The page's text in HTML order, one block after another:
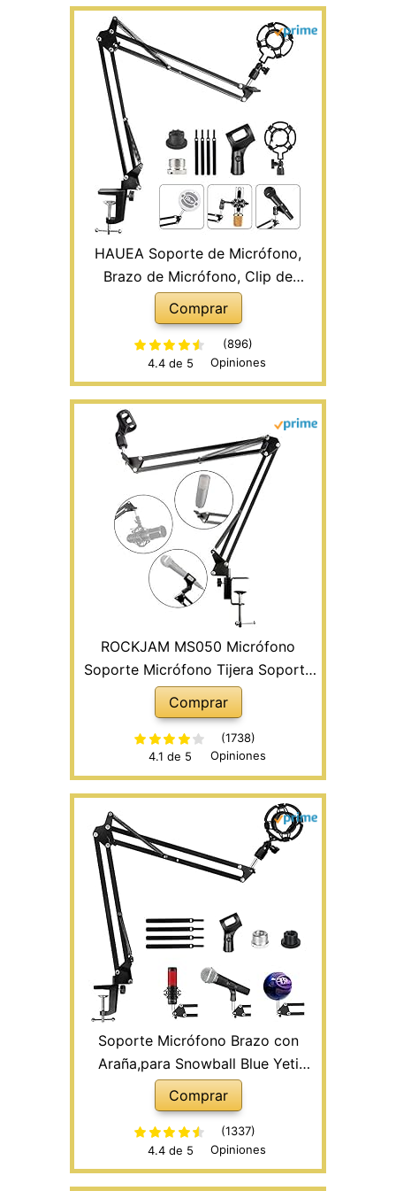
HAUEA Soporte de Micrófono,
Brazo de Micrófono, Clip de
Micrófono, Soporte de Mesa con
Brazo Ajustable, con 3/8'' a 5/8''
Adaptador para Blue Yeti Snowball,
para Video TikTok Live Streaming
Comprar
4.4 de 5
(896)
Opiniones
ROCKJAM MS050 Micrófono
Soporte Micrófono Tijera Soporte
Soporte de MIC compacto Hecho
de acero duradero
Comprar
4.1 de 5
(1738)
Opiniones
Soporte Micrófono Brazo con
Araña,para Snowball Blue Yeti
Microfono de pie Universal más de
45 mm para Mesa Estudio de
Grabación, Radiodifusión1
Comprar
4.4 de 5
(1337)
Opiniones